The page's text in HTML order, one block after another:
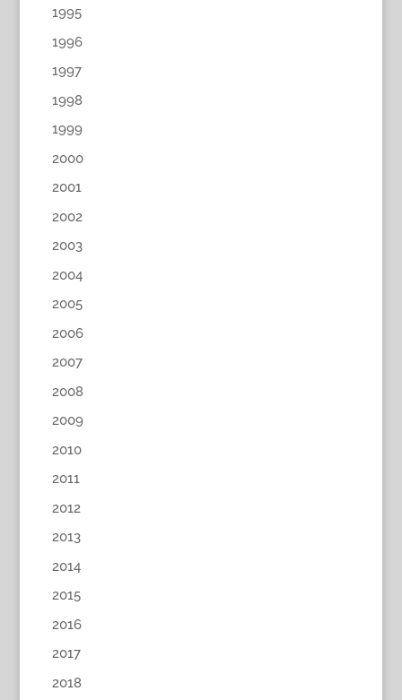
1995
1996
1997
1998
1999
2000
2001
2002
2003
2004
2005
2006
2007
2008
2009
2010
2011
2012
2013
2014
2015
2016
2017
2018